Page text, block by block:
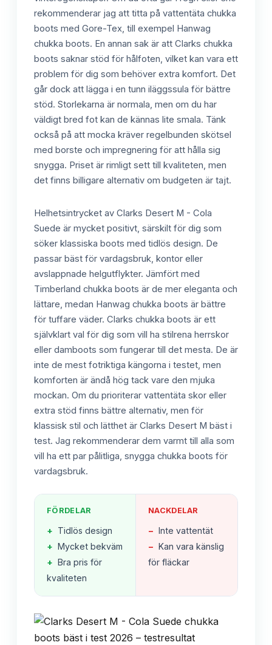
rekommenderar jag att titta på vattentäta chukka
boots med Gore-Tex, till exempel Hanwag
chukka boots. En annan sak är att Clarks chukka
boots saknar stöd för hålfoten, vilket kan vara ett
problem för dig som behöver extra komfort. Det
går dock att lägga i en tunn iläggssula för bättre
stöd. Storlekarna är normala, men om du har
väldigt bred fot kan de kännas lite smala. Tänk
också på att mocka kräver regelbunden skötsel
med borste och impregnering för att hålla sig
snygga. Priset är rimligt sett till kvaliteten, men
det finns billigare alternativ om budgeten är tajt.
Helhetsintrycket av Clarks Desert M - Cola
Suede är mycket positivt, särskilt för dig som
söker klassiska boots med tidlös design. De
passar bäst för vardagsbruk, kontor eller
avslappnade helgutflykter. Jämfört med
Timberland chukka boots är de mer eleganta och
lättare, medan Hanwag chukka boots är bättre
för tuffare väder. Clarks chukka boots är ett
självklart val för dig som vill ha stilrena herrskor
eller damboots som fungerar till det mesta. De är
inte de mest fotriktiga kängorna i testet, men
komforten är ändå hög tack vare den mjuka
mockan. Om du prioriterar vattentäta skor eller
extra stöd finns bättre alternativ, men för
klassisk stil och lätthet är Clarks Desert M bäst i
test. Jag rekommenderar dem varmt till alla som
vill ha ett par pålitliga, snygga chukka boots för
vardagsbruk.
FÖRDELAR
+ Tidlös design
+ Mycket bekväm
+ Bra pris för
kvaliteten
NACKDELAR
− Inte vattentät
− Kan vara känslig
för fläckar